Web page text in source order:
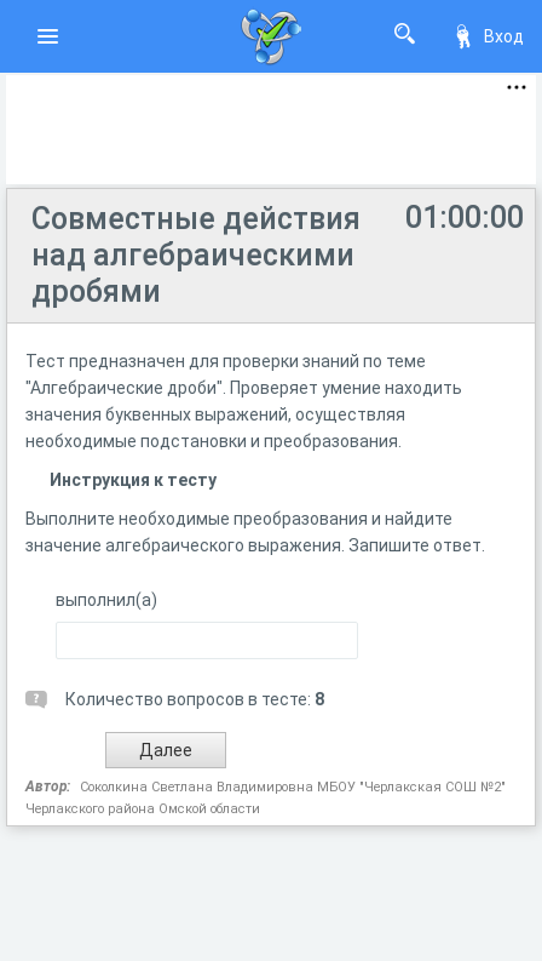
Вход
01:00:00
Совместные действия
над алгебраическими
дробями
Тест предназначен для проверки знаний по теме
"Алгебраические дроби". Проверяет умение находить
значения буквенных выражений, осуществляя
необходимые подстановки и преобразования.
Инструкция к тесту
Выполните необходимые преобразования и найдите
значение алгебраического выражения. Запишите ответ.
выполнил(а)
Количество вопросов в тесте: 8
Автор:
Соколкина Светлана Владимировна МБОУ "Черлакская СОШ №2"
Черлакского района Омской области